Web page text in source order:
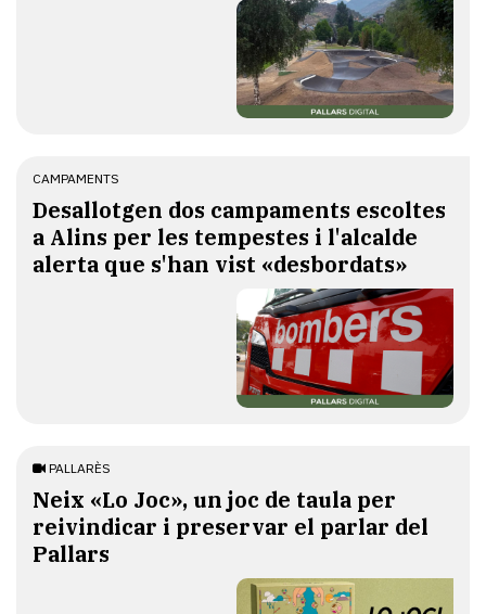
CAMPAMENTS
​Desallotgen dos campaments escoltes
a Alins per les tempestes i l'alcalde
alerta que s'han vist «desbordats»
PALLARÈS
​Neix «Lo Joc», un joc de taula per
reivindicar i preservar el parlar del
Pallars